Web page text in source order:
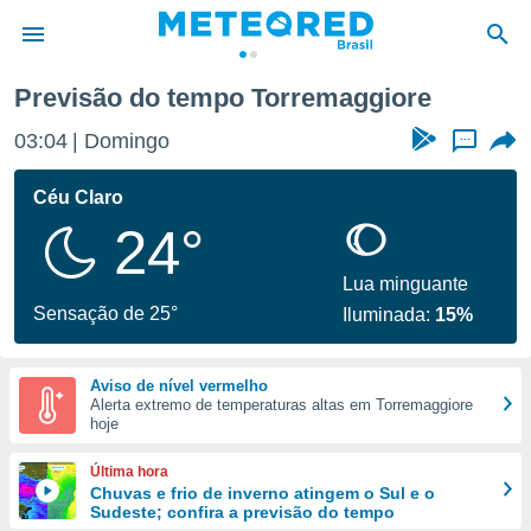
da
fornecidas
a este
das
e
forma
digital
Previsão do tempo Torremaggiore
03:04 Domingo ...
Céu Claro
24°
Sensação de 25°
Lua minguante
Iluminada: 15%
Aviso de nível vermelho
Alerta extremo de temperaturas altas em Torremaggiore
hoje
Última hora
Chuvas e frio de inverno atingem o Sul e o
Sudeste; confira a previsão do tempo